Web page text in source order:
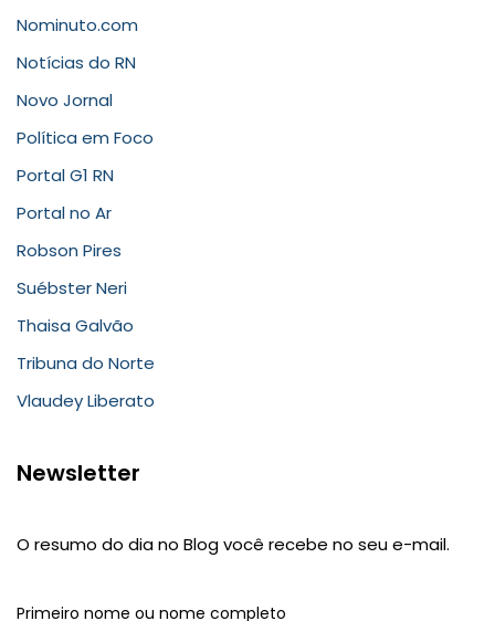
Nominuto.com
Notícias do RN
Novo Jornal
Política em Foco
Portal G1 RN
Portal no Ar
Robson Pires
Suébster Neri
Thaisa Galvão
Tribuna do Norte
Vlaudey Liberato
Newsletter
O resumo do dia no Blog você recebe no seu e-mail.
Primeiro nome ou nome completo